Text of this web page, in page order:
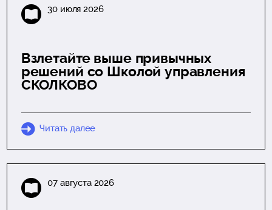
30 июля 2026
Взлетайте выше привычных
решений со Школой управления
СКОЛКОВО
Читать далее
07 августа 2026